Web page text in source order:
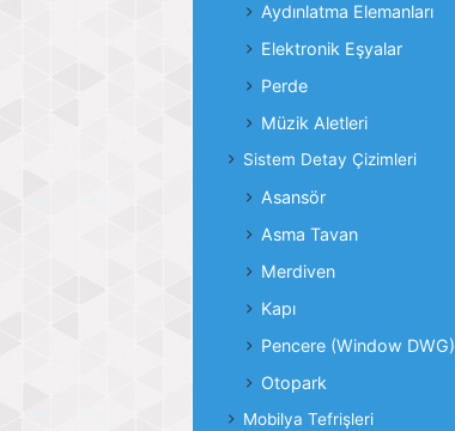
Aydınlatma Elemanları
Elektronik Eşyalar
Perde
Müzik Aletleri
Sistem Detay Çizimleri
Asansör
Asma Tavan
Merdiven
Kapı
Pencere (Window DWG)
Otopark
Mobilya Tefrişleri